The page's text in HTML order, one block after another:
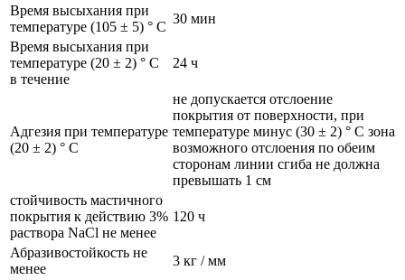
Время высыхания при
температуре (105 ± 5) ° С
30 мин
Время высыхания при
температуре (20 ± 2) ° С
в течение
24 ч
Адгезия при температуре
(20 ± 2) ° С
не допускается отслоение
покрытия от поверхности, при
температуре минус (30 ± 2) ° С зона
возможного отслоения по обеим
сторонам линии сгиба не должна
превышать 1 см
стойчивость мастичного
покрытия к действию 3%
раствора NaCl не менее
120 ч
Абразивостойкость не
менее
3 кг / мм